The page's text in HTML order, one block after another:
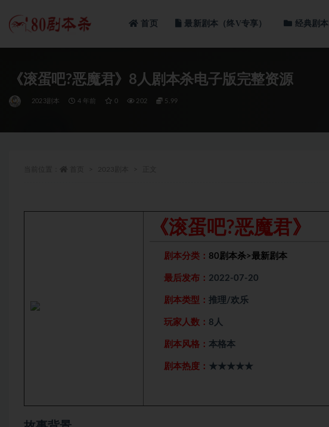
首页 最新剧本（终V专享） 经典剧本
《滚蛋吧?恶魔君》8人剧本杀电子版完整资源
2023剧本 4 年前 0 202 5.99
《滚蛋吧?恶魔君》
剧本分类： 80剧本杀>最新剧本
最后发布： 2022-07-20
剧本类型： 推理/欢乐
玩家人数： 8人
剧本风格： 本格本
剧本热度： ★★★★★